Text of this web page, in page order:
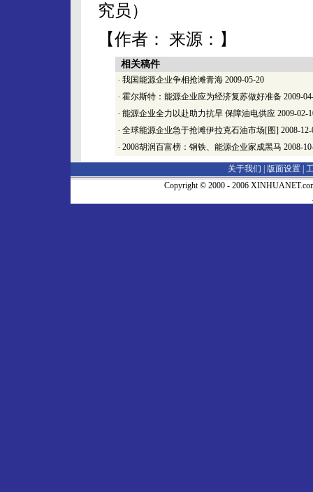
究员）
【作者： 来源：】
相关稿件
· 我国能源企业争相抢滩青海 2009-05-20
· 霍尔斯特：能源企业应为经济复苏做好准备 2009-
· 能源企业全力以赴助力抗旱 保障油电供应 2009-02-
· 全球能源企业急于抢滩伊拉克石油市场[图] 2008-12-
· 2008胡润百富榜：钢铁、能源企业家成黑马 2008-
关于我们 | 版面设置
Copyright © 2000 - 2006